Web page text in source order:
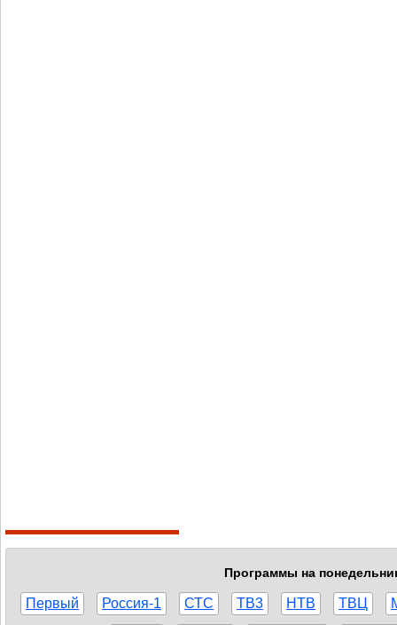
Программы на
Первый Россия-1 СТС ТВ3 НТВ ТВЦ